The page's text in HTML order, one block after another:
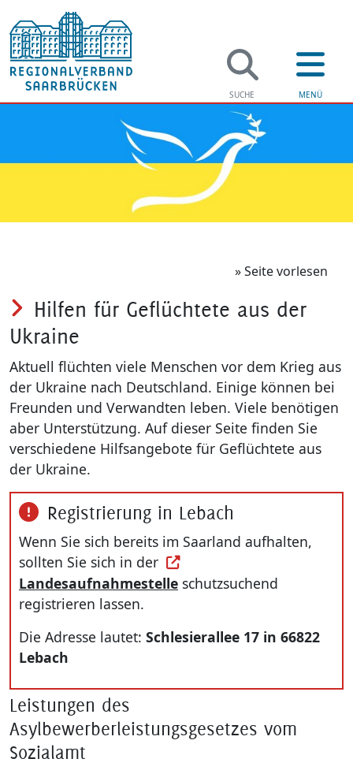
» Seite vorlesen
Hilfen für Geflüchtete aus der
Ukraine
Aktuell flüchten viele Menschen vor dem Krieg aus
der Ukraine nach Deutschland. Einige können bei
Freunden und Verwandten leben. Viele benötigen
aber Unterstützung. Auf dieser Seite finden Sie
verschiedene Hilfsangebote für Geflüchtete aus
der Ukraine.
Registrierung in Lebach
Wenn Sie sich bereits im Saarland aufhalten,
sollten Sie sich in der
Landesaufnahmestelle schutzsuchend
registrieren lassen.
Die Adresse lautet: Schlesierallee 17 in 66822
Lebach
Leistungen des
Asylbewerberleistungsgesetzes vom
Sozialamt
Soziales
Jugend &
Bildung
Kultur &
Region
Wirtschaft
Recht
Service